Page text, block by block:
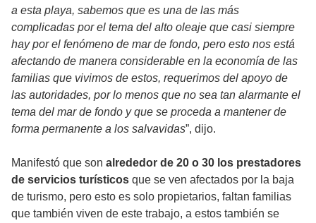
a esta playa, sabemos que es una de las más
complicadas por el tema del alto oleaje que casi siempre
hay por el fenómeno de mar de fondo, pero esto nos está
afectando de manera considerable en la economía de las
familias que vivimos de estos, requerimos del apoyo de
las autoridades, por lo menos que no sea tan alarmante el
tema del mar de fondo y que se proceda a mantener de
forma permanente a los salvavidas”, dijo.
Manifestó que son alrededor de 20 o 30 los prestadores
de servicios turísticos que se ven afectados por la baja
de turismo, pero esto es solo propietarios, faltan familias
que también viven de este trabajo, a estos también se